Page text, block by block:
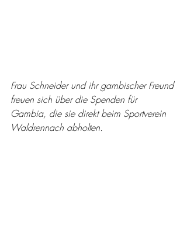
Frau Schneider und ihr gambischer Freund
freuen sich über die Spenden für
Gambia, die sie direkt beim Sportverein
Waldrennach abholten.